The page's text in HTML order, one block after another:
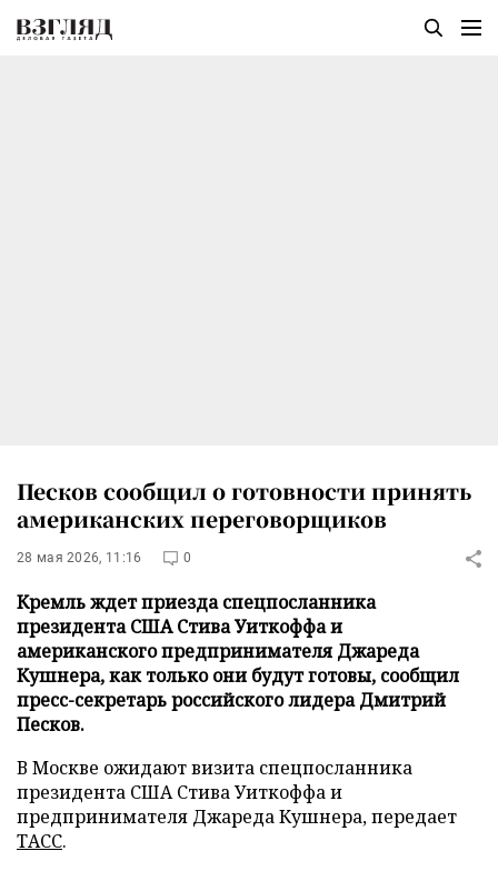
Песков сообщил о готовности принять
американских переговорщиков
28 мая 2026, 11:16 0
Кремль ждет приезда спецпосланника
президента США Стива Уиткоффа и
американского предпринимателя Джареда
Кушнера, как только они будут готовы, сообщил
пресс-секретарь российского лидера Дмитрий
Песков.
В Москве ожидают визита спецпосланника
президента США Стива Уиткоффа и
предпринимателя Джареда Кушнера, передает
ТАСС.